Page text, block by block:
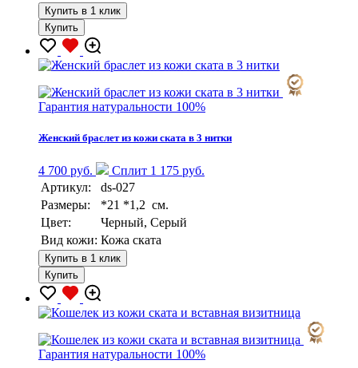
Купить в 1 клик
Купить
Гарантия натуральности 100%
Женский браслет из кожи ската в 3 нитки
4 700 руб.
Сплит 1 175 руб.
Артикул:
ds-027
Размеры:
*21 *1,2 см.
Цвет:
Черный, Серый
Вид кожи: Кожа ската
Купить в 1 клик
Купить
Гарантия натуральности 100%